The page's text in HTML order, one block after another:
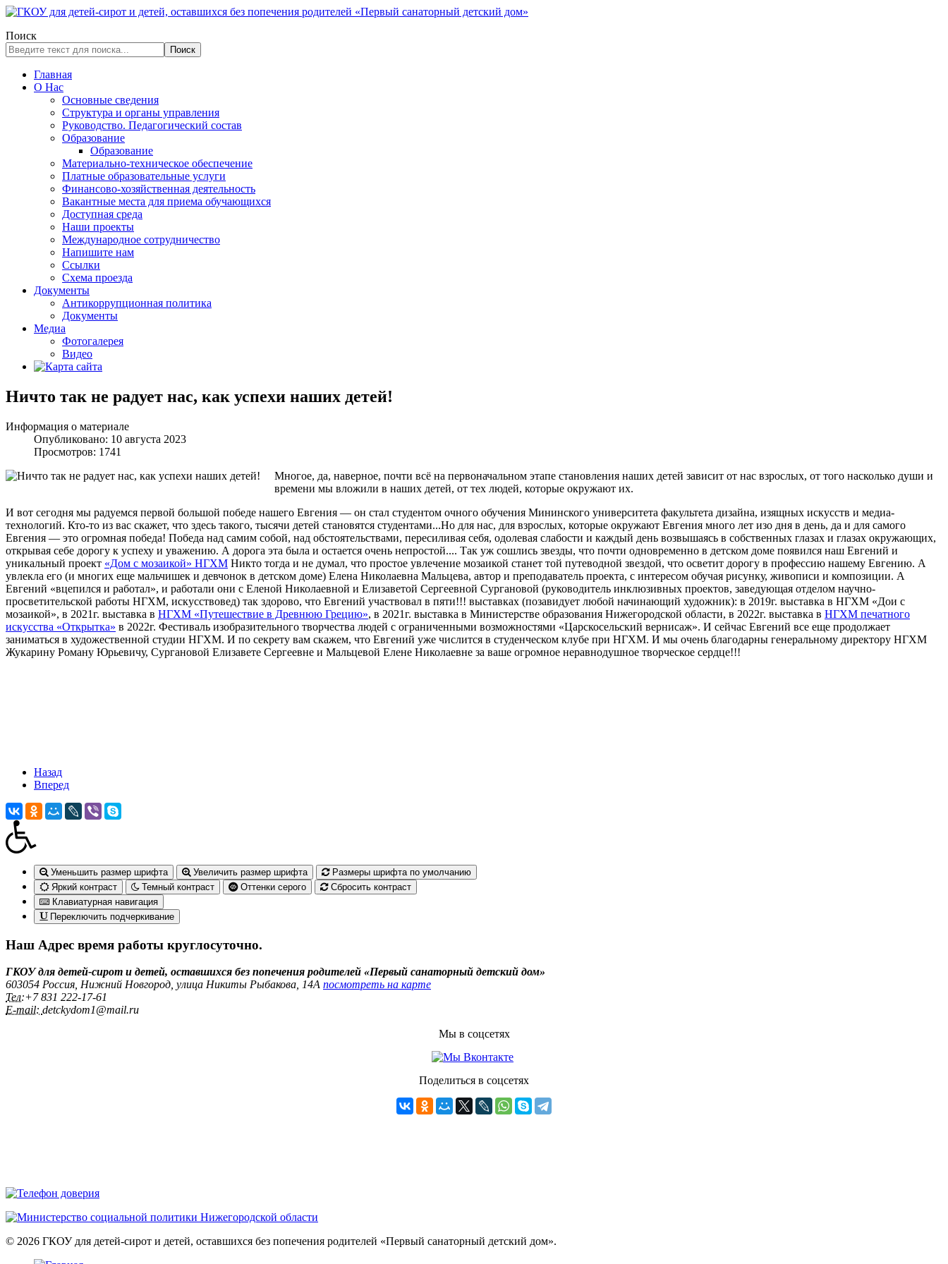
Поиск
Поиск
Главная
О Нас
Основные сведения
Структура и органы управления
Руководство. Педагогический состав
Образование
Образование
Материально-техническое обеспечение
Платные образовательные услуги
Финансово-хозяйственная деятельность
Вакантные места для приема обучающихся
Доступная среда
Наши проекты
Международное сотрудничество
Напишите нам
Ссылки
Схема проезда
Документы
Антикоррупционная политика
Документы
Медиа
Фотогалерея
Видео
Ничто так не радует нас, как успехи наших детей!
Информация о материале
Опубликовано: 10 августа 2023
Просмотров: 1741
Многое, да, наверное, почти всё на первоначальном этапе становления наших детей зависит от нас взрослых, от того насколько души и
времени мы вложили в наших детей, от тех людей, которые окружают их.
И вот сегодня мы радуемся первой большой победе нашего Евгения — он стал студентом очного обучения Мининского университета факультета дизайна, изящных искусств и медиа-
технологий. Кто-то из вас скажет, что здесь такого, тысячи детей становятся студентами...Но для нас, для взрослых, которые окружают Евгения много лет изо дня в день, да и для самого
Евгения — это огромная победа! Победа над самим собой, над обстоятельствами, пересиливая себя, одолевая слабости и каждый день возвышаясь в собственных глазах и глазах окружающих,
открывая себе дорогу к успеху и уважению. А дорога эта была и остается очень непростой.... Так уж сошлись звезды, что почти одновременно в детском доме появился наш Евгений и
уникальный проект «Дом с мозаикой» НГХМ Никто тогда и не думал, что простое увлечение мозаикой станет той путеводной звездой, что осветит дорогу в профессию нашему Евгению. А
увлекла его (и многих еще мальчишек и девчонок в детском доме) Елена Николаевна Мальцева, автор и преподаватель проекта, с интересом обучая рисунку, живописи и композиции. А
Евгений «вцепился и работал», и работали они с Еленой Николаевной и Елизаветой Сергеевной Сургановой (руководитель инклюзивных проектов, заведующая отделом научно-
просветительской работы НГХМ, искусствовед) так здорово, что Евгений участвовал в пяти!!! выставках (позавидует любой начинающий художник): в 2019г. выставка в НГХМ «Дои с
мозаикой», в 2021г. выставка в НГХМ «Путешествие в Древнюю Грецию», в 2021г. выставка в Министерстве образования Нижегородской области, в 2022г. выставка в НГХМ печатного
искусства «Открытка» в 2022г. Фестиваль изобразительного творчества людей с ограниченными возможностями «Царскосельский вернисаж». И сейчас Евгений все еще продолжает
заниматься в художественной студии НГХМ. И по секрету вам скажем, что Евгений уже числится в студенческом клубе при НГХМ. И мы очень благодарны генеральному директору НГХМ
Жукарину Роману Юрьевичу, Сургановой Елизавете Сергеевне и Мальцевой Елене Николаевне за ваше огромное неравнодушное творческое сердце!!!
Назад
Вперед
Уменьшить размер шрифта Увеличить размер шрифта
Размеры шрифта по умолчанию
Яркий контраст
Темный контраст Оттенки серого
Сбросить контраст
Клавиатурная навигация
Переключить подчеркивание
Наш Адрес время работы круглосуточно.
ГКОУ для детей-сирот и детей, оставшихся без попечения родителей «Первый санаторный детский дом»
603054 Россия, Нижний Новгород, улица Никиты Рыбакова, 14А посмотреть на карте
Тел:+7 831 222‑17-61
E-mail: detckydom1@mail.ru
Мы в соцсетях
Поделиться в соцсетях
© 2026 ГКОУ для детей-сирот и детей, оставшихся без попечения родителей «Первый санаторный детский дом».